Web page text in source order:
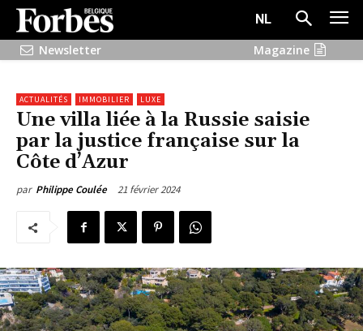
NL
Newsletter
Magazine
ACTUALITÉS IMMOBILIER LUXE
Une villa liée à la Russie saisie
par la justice française sur la
Côte d’Azur
par Philippe Coulée 21 février 2024